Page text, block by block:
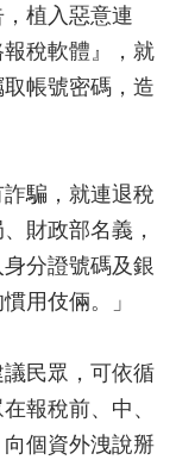
植入惡意連
稅軟體』，就
帳號密碼，造
騙，就連退稅
財政部名義，
分證號碼及銀
用伎倆。」
民眾，可依循
報稅前、中、
個資外洩說掰